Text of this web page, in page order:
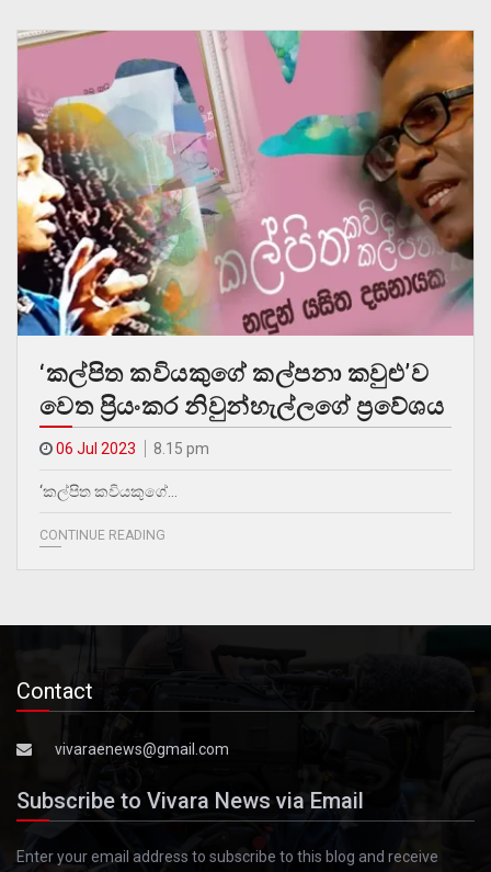
‘කල්පිත කවියකුගේ කල්පනා කවුළු’ව
වෙත ප්‍රියංකර නිවුන්හැල්ලගේ ප්‍රවේශය
06 Jul 2023 8.15 pm
‘කල්පිත කවියකුගේ…
CONTINUE READING
Contact
vivaraenews@gmail.com
Subscribe to Vivara News via Email
Enter your email address to subscribe to this blog and receive